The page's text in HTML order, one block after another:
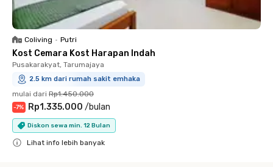
Coliving • Putri
Kost Cemara Kost Harapan Indah
Pusakarakyat, Tarumajaya
2.5 km dari rumah sakit emhaka
mulai dari Rp1.450.000
-7% Rp1.335.000 /bulan
Diskon sewa min. 12 Bulan
Lihat info lebih banyak